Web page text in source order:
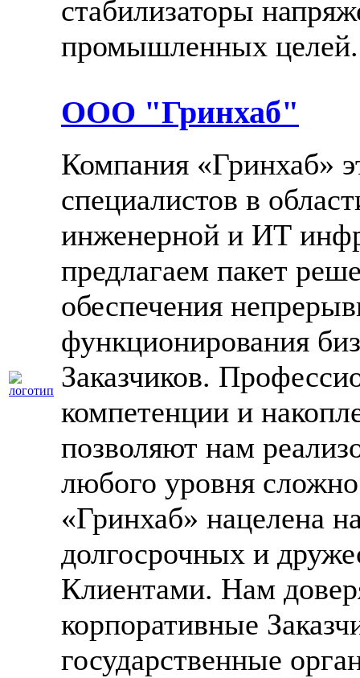
стабилизаторы
промышленных целей.
ООО "Гринхаб"
Компания «Гринхаб»
специалистов в
инженерной и ИТ
предлагаем пакет
обеспечения
функционирования
Заказчиков.
компетенции и
позволяют нам
любого уровня
«Гринхаб» нацелена
долгосрочных и
Клиентами. Нам
корпоративные
государственные